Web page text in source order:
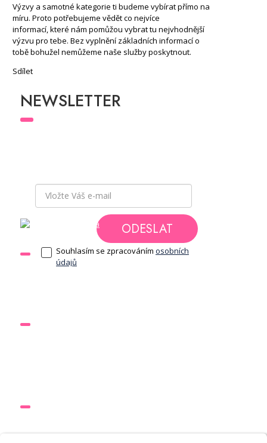
Výzvy a samotné kategorie ti budeme vybírat přímo na
míru. Proto potřebujeme vědět co nejvíce
informací, které nám pomůžou vybrat tu nejvhodnější
výzvu pro tebe. Bez vyplnění základních informací o
tobě bohužel nemůžeme naše služby poskytnout.
Sdílet
NEWSLETTER
ODESLAT
Souhlasím se zpracováním osobních
údajů
DOKUMENTY
info@30tidennivyzva.cz